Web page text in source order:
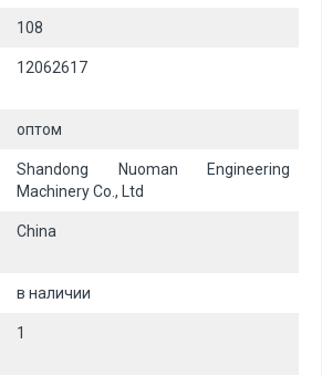
108
12062617
оптом
Shandong Nuoman Engineering
Machinery Co., Ltd
China
в наличии
1